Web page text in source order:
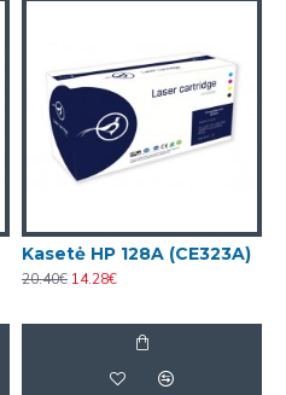
Kasetė HP 128A (CE323A)
20.40€ 14.28€